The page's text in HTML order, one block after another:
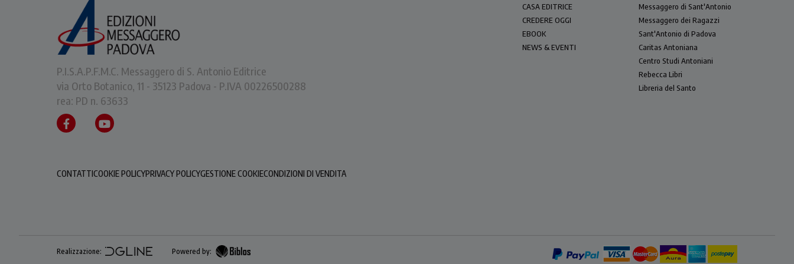
P.I.S.A.P.F.M.C. Messaggero di S. Antonio Editrice
via Orto Botanico, 11 - 35123 Padova - P.IVA 00226500288
rea: PD n. 63633
CONTATTICOOKIE POLICYPRIVACY POLICYGESTIONE COOKIECONDIZIONI DI VENDITA
CASA EDITRICE
CREDERE OGGI
EBOOK
NEWS & EVENTI
Messaggero di Sant'Antonio
Messaggero dei Ragazzi
Sant'Antonio di Padova
Caritas Antoniana
Centro Studi Antoniani
Rebecca Libri
Libreria del Santo
Realizzazione: Powered by: